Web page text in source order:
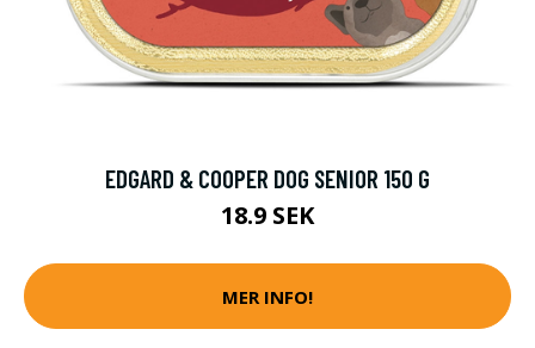
EDGARD & COOPER DOG SENIOR 150 G
18.9 SEK
MER INFO!